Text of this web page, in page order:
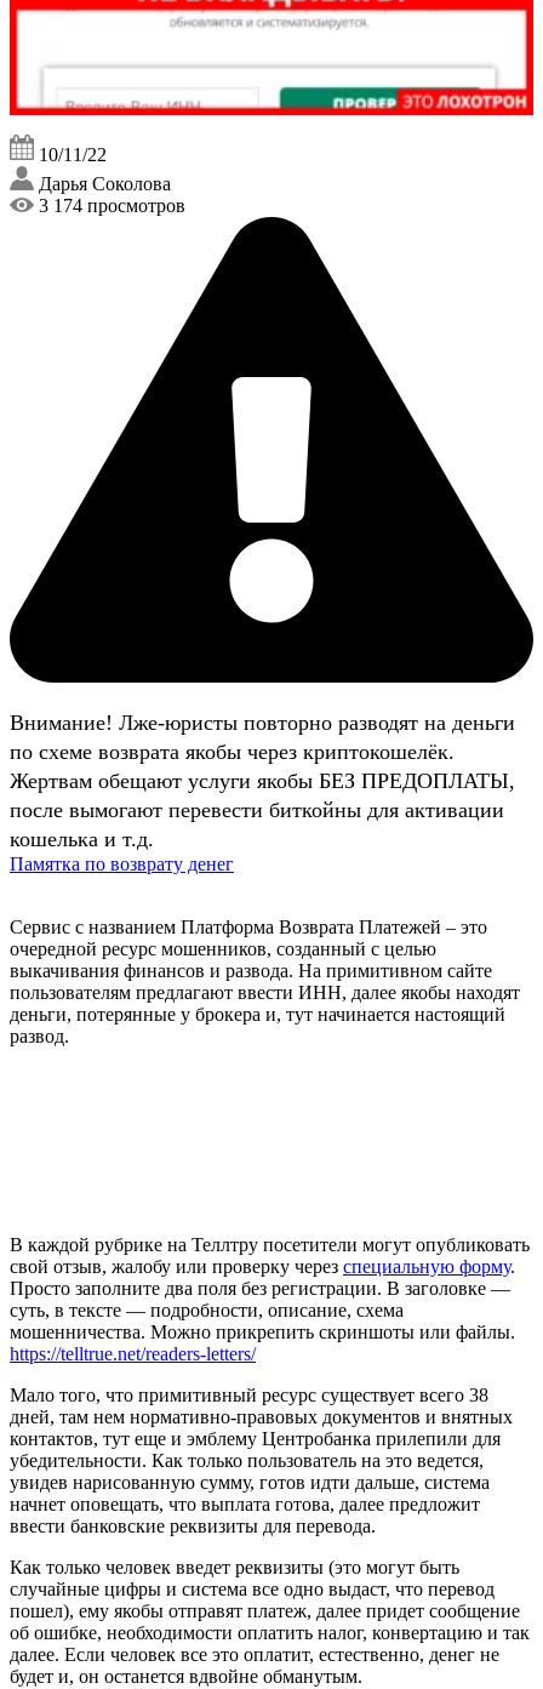
10/11/22
Дарья Соколова
3 174 просмотров
Внимание! Лже-юристы повторно разводят на деньги
по схеме возврата якобы через криптокошелёк.
Жертвам обещают услуги якобы БЕЗ ПРЕДОПЛАТЫ,
после вымогают перевести биткойны для активации
кошелька и т.д.
Памятка по возврату денег
Сервис с названием Платформа Возврата Платежей – это
очередной ресурс мошенников, созданный с целью
выкачивания финансов и развода. На примитивном сайте
пользователям предлагают ввести ИНН, далее якобы находят
деньги, потерянные у брокера и, тут начинается настоящий
развод.
В каждой рубрике на Теллтру посетители могут опубликовать
свой отзыв, жалобу или проверку через специальную форму.
Просто заполните два поля без регистрации. В заголовке —
суть, в тексте — подробности, описание, схема
мошенничества. Можно прикрепить скриншоты или файлы.
https://telltrue.net/readers-letters/
Мало того, что примитивный ресурс существует всего 38
дней, там нем нормативно-правовых документов и внятных
контактов, тут еще и эмблему Центробанка прилепили для
убедительности. Как только пользователь на это ведется,
увидев нарисованную сумму, готов идти дальше, система
начнет оповещать, что выплата готова, далее предложит
ввести банковские реквизиты для перевода.
Как только человек введет реквизиты (это могут быть
случайные цифры и система все одно выдаст, что перевод
пошел), ему якобы отправят платеж, далее придет сообщение
об ошибке, необходимости оплатить налог, конвертацию и так
далее. Если человек все это оплатит, естественно, денег не
будет и, он останется вдвойне обманутым.